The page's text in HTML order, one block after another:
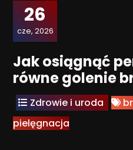
26
cze, 2026
Jak osiągnąć
równe golenie
Zdrowie i uroda
pielęgnacja